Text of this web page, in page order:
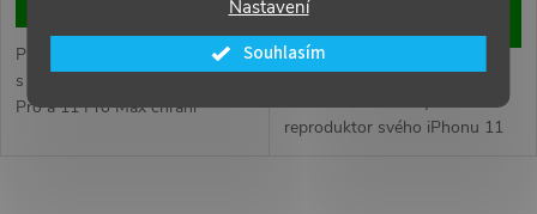
Nastavení
Souhlasím
d
u
d
u
Protiprachová síťka mikrofonu
s držákem pro iPhone 11, 11
Pro a 11 Pro Max chrání
Vyměňte poškozený nebo
reproduktor svého iPhonu 11